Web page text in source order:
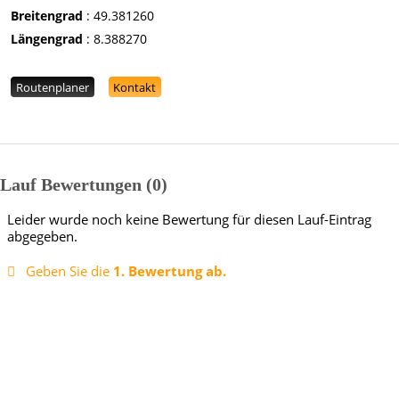
Breitengrad : 49.381260
Längengrad : 8.388270
Routenplaner Kontakt
Lauf Bewertungen 0
Leider wurde noch keine Bewertung für diesen Lauf-Eintrag
abgegeben.
Geben Sie die 1. Bewertung ab.